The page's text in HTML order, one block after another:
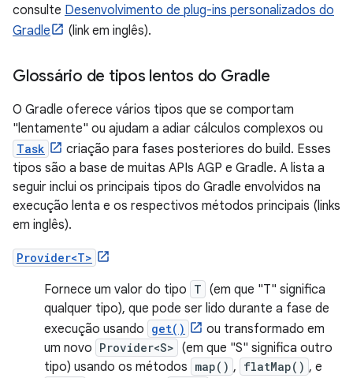
consulte Desenvolvimento de plug-ins personalizados do
Gradle
(link em inglês).
Glossário de tipos lentos do Gradle
O Gradle oferece vários tipos que se comportam
"lentamente" ou ajudam a adiar cálculos complexos ou
Task
criação para fases posteriores do build. Esses
tipos são a base de muitas APIs AGP e Gradle. A lista a
seguir inclui os principais tipos do Gradle envolvidos na
execução lenta e os respectivos métodos principais (links
em inglês).
Provider<T>
Fornece um valor do tipo T (em que "T" significa
qualquer tipo), que pode ser lido durante a fase de
execução usando get()
ou transformado em
um novo Provider<S> (em que "S" significa outro
tipo) usando os métodos map() , flatMap() , e